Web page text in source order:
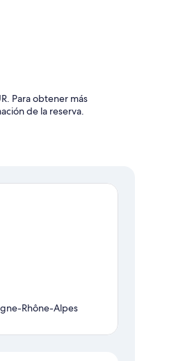
Para obtener más
de la reserva.
Rhône-Alpes